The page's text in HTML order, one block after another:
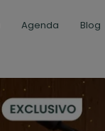
Agenda Blog